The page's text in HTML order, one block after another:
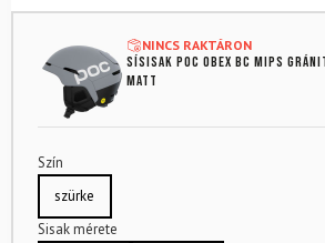
Értékelés
ből,
20
értékelés
alapján
NINCS RAKTÁRON
Sísisak POC Obex Bc Mips
matt
Szín
szürke
Sisak mérete